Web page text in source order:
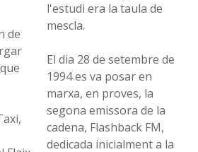
de
l'estudi era la taula de
mescla.
El dia 28 de setembre de
1994 es va posar en
marxa, en proves, la
segona emissora de la
cadena, Flashback FM,
dedicada inicialment a la